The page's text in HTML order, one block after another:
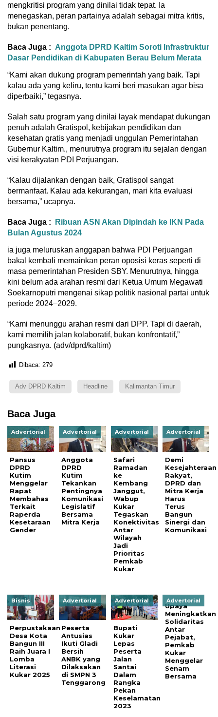
mengkritisi program yang dinilai tidak tepat. Ia
menegaskan, peran partainya adalah sebagai mitra kritis,
bukan penentang.
Baca Juga : Anggota DPRD Kaltim Soroti Infrastruktur
Dasar Pendidikan di Kabupaten Berau Belum Merata
“Kami akan dukung program pemerintah yang baik. Tapi
kalau ada yang keliru, tentu kami beri masukan agar bisa
diperbaiki,” tegasnya.
Salah satu program yang dinilai layak mendapat dukungan
penuh adalah Gratispol, kebijakan pendidikan dan
kesehatan gratis yang menjadi unggulan Pemerintahan
Gubernur Kaltim., menurutnya program itu sejalan dengan
visi kerakyatan PDI Perjuangan.
“Kalau dijalankan dengan baik, Gratispol sangat
bermanfaat. Kalau ada kekurangan, mari kita evaluasi
bersama,” ucapnya.
Baca Juga :
Ribuan ASN Akan Dipindah ke IKN Pada
Bulan Agustus 2024
ia juga meluruskan anggapan bahwa PDI Perjuangan
bakal kembali memainkan peran oposisi keras seperti di
masa pemerintahan Presiden SBY. Menurutnya, hingga
kini belum ada arahan resmi dari Ketua Umum Megawati
Soekarnoputri mengenai sikap politik nasional partai untuk
periode 2024–2029.
“Kami menunggu arahan resmi dari DPP. Tapi di daerah,
kami memilih jalan kolaboratif, bukan konfrontatif,”
pungkasnya. (adv/dprd/kaltim)
Dibaca: 279
Adv DPRD Kaltim Headline Kalimantan Timur
Baca Juga
Advertorial
Pansus
DPRD
Kutim
Menggelar
Rapat
Membahas
Terkait
Raperda
Kesetaraan
Gender
Advertorial
Anggota
DPRD
Kutim
Tekankan
Pentingnya
Komunikasi
Legislatif
Bersama
Mitra Kerja
Advertorial
Safari
Ramadan
ke
Kembang
Janggut,
Wabup
Kukar
Tegaskan
Konektivitas
Antar
Wilayah
Jadi
Prioritas
Pemkab
Kukar
Advertorial
Demi
Kesejahteraan
Rakyat,
DPRD dan
Mitra Kerja
Harus
Terus
Bangun
Sinergi dan
Komunikasi
Bisnis
Perpustakaan
Desa Kota
Bangun III
Raih Juara I
Lomba
Literasi
Kukar 2025
Advertorial
Peserta
Antusias
Ikuti Gladi
Bersih
ANBK yang
Dilaksakan
di SMPN 3
Tenggarong
Advertorial
Bupati
Kukar
Lepas
Peserta
Jalan
Santai
Dalam
Rangka
Pekan
Keselamatan
2023
Advertorial
Upaya
Meningkatkan
Solidaritas
Antar
Pejabat,
Pemkab
Kukar
Menggelar
Senam
Bersama